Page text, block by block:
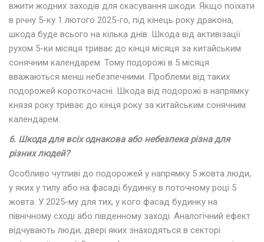
вжити жодних заходів для скасування шкоди. Якщо поїхати
в річну 5-ку 1 лютого 2025-го, під кінець року дракона,
шкода буде всього на кілька днів. Шкода від активізації
рухом 5-ки місяця триває до кінця місяця за китайським
сонячним календарем. Тому подорожі в 5 місяця
вважаються менш небезпечними. Проблеми від таких
подорожей короткочасні. Шкода від подорожі в напрямку
князя року триває до кінця року за китайським сонячним
календарем.
6. Шкода для всіх однакова або небезпека різна для
різних людей?
Особливо чутливі до подорожей у напрямку 5 жовта люди,
у яких у тилу або на фасаді будинку в поточному році 5
жовта. У 2025-му для тих, у кого фасад будинку на
північному сході або південному заході. Аналогічний ефект
відчувають люди, двері яких знаходяться в секторі